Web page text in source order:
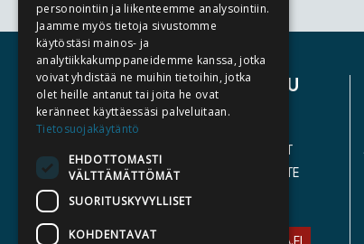
Tuoteluettelon loppu
ASIAKASPALVELU
YLEISET TOIMITUSEHDOT
SAAVUTETTAVUUSSELOSTE
TIETOSUOJASELOSTE
ASIAKASPALVELU@STORIA.FI
personointiin ja liikenteemme analysointiin.
Jaamme myös tietoja sivustomme
käytöstäsi mainos- ja
analytiikkakumppaneidemme kanssa, jotka
voivat yhdistää ne muihin tietoihin, jotka
olet heille antanut tai joita he ovat
keränneet käyttäessäsi palveluitaan.
Tietosuojakäytäntö
EHDOTTOMASTI
VÄLTTÄMÄTTÖMÄT
SUORITUSKYVYLLISET
KOHDENTAVAT